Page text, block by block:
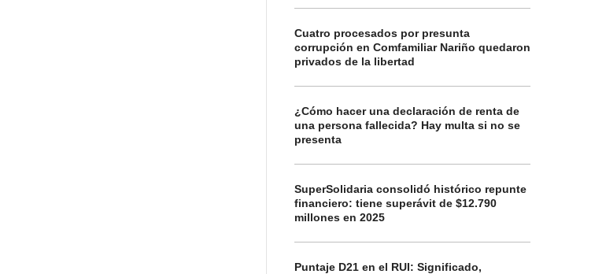
Cuatro procesados por presunta
corrupción en Comfamiliar Nariño quedaron
privados de la libertad
¿Cómo hacer una declaración de renta de
una persona fallecida? Hay multa si no se
presenta
SuperSolidaria consolidó histórico repunte
financiero: tiene superávit de $12.790
millones en 2025
Puntaje D21 en el RUI: Significado,